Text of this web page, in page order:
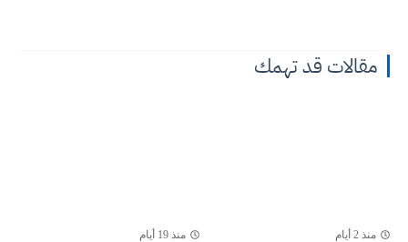
مقالات قد تهمك
منذ 2 أيام منذ 19 أيام